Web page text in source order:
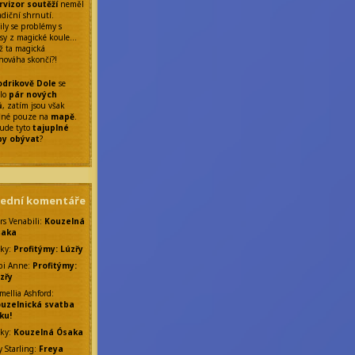
soutěžíneměl
shrnutí.
se problémy s
z magické koule…
ta magická
skončí?!
Dole se
pár nových
, zatím jsou však
pouze na mapě.
tyto tajuplné
obývat?
komentáře
Venabili: Kouzelná
: Profitýmy: Lúzřy
Anne: Profitýmy:
Ashford:
svatba
: Kouzelná Ósaka
Starling: Freya